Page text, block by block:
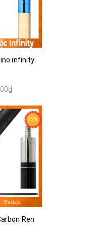
infinity
22%
Ren